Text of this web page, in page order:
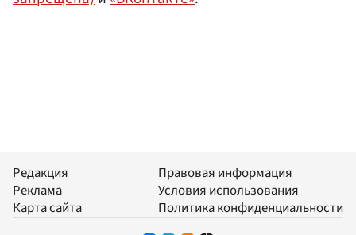
Редакция
Реклама
Карта сайта
Правовая информация
Условия использования
Политика конфиденциальности